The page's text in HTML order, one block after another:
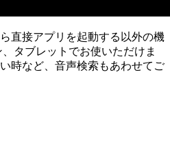
直接アプリを起動する以外の機
タブレットでお使いただけま
時など、音声検索もあわせてご